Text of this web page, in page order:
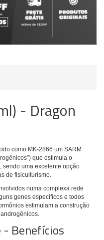
- Dragon
como MK-2866 um SARM
que estimula o
sendo uma excelente opção
de fisiculturismo.
numa complexa rede
genes específicos e todos
estimulam a construção
- Benefícios